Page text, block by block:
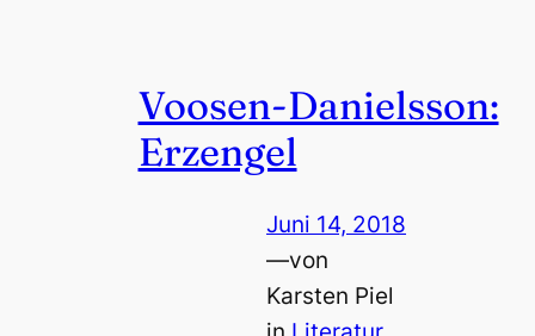
Voosen-Danielsson:
Erzengel
Juni 14, 2018
—von
Karsten Piel